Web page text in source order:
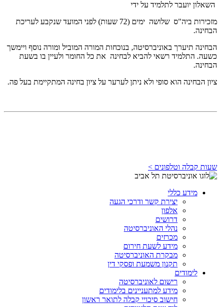
השאלון יועבר לתלמיד על ידי
מזכירות ביה"ס שלושה ימים (72 שעות) לפני המועד שנקבע לעריכת
הבחינה.
הבחינה תיערך באוניברסיטה, בנוכחות המורה המוביל ומורה נוסף ויימשך
כשעה. התלמיד רשאי להביא לבחינה את כל החומר ולעיין בו בשעת
הבחינה.
ציון הבחינה הוא סופי ולא ניתן לערער על ציון בחינה המתקיימת בעל פה.
שעות קבלה וטלפונים >
מידע כללי
יצירת קשר ודרכי הגעה
אלפון
דרושים
נהלי האוניברסיטה
מכרזים
מידע לשעת חירום
מבקרת האוניברסיטה
תקנון משמעת ופסקי דין
לימודים
רישום לאוניברסיטה
מידע למתעניינים בלימודים
חישוב סיכויי קבלה לתואר ראשון